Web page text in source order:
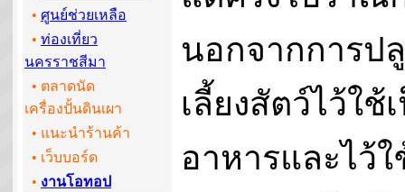
• ศูนย์ช่วยเหลือ
• ท่องเที่ยว
นครราชสีมา
• ตลาดนัด
เครื่องปั้นดินเผา
• แนะนำร้านค้า
• เว็บบอร์ด
• งานโอทอป
นอกจากการป
เลี้ยงสัตว์ไว้ใช้
อาหารและไว้ใ